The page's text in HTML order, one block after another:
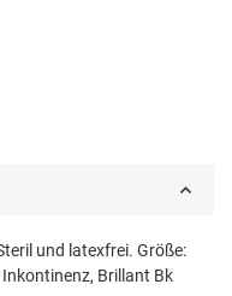
und latexfrei. Größe:
Inkontinenz, Brillant Bk